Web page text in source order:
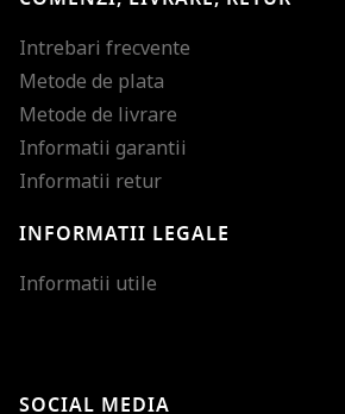
Intrebari frecvente
Metode de plata
Metode de livrare
Informatii garantii
Informatii retur
INFORMATII LEGALE
Informatii utile
SOCIAL MEDIA